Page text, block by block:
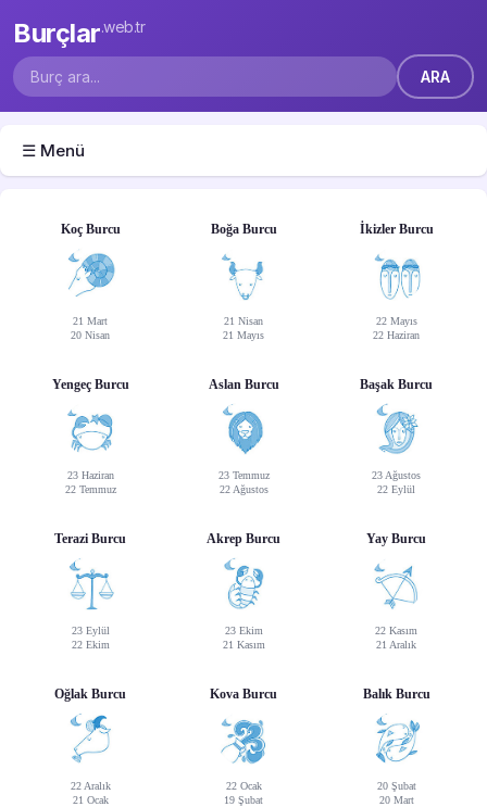
Burçlar.web.tr
☰ Menü
Koç Burcu
21 Mart
20 Nisan
Boğa Burcu
21 Nisan
21 Mayıs
İkizler Burcu
22 Mayıs
22 Haziran
Yengeç Burcu
23 Haziran
22 Temmuz
Aslan Burcu
23 Temmuz
22 Ağustos
Başak Burcu
23 Ağustos
22 Eylül
Terazi Burcu
23 Eylül
22 Ekim
Akrep Burcu
23 Ekim
21 Kasım
Yay Burcu
22 Kasım
21 Aralık
Oğlak Burcu
22 Aralık
21 Ocak
Kova Burcu
22 Ocak
19 Şubat
Balık Burcu
20 Şubat
20 Mart